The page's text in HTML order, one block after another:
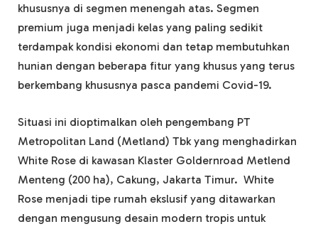
khususnya di segmen menengah atas. Segmen
premium juga menjadi kelas yang paling sedikit
terdampak kondisi ekonomi dan tetap membutuhkan
hunian dengan beberapa fitur yang khusus yang terus
berkembang khususnya pasca pandemi Covid-19.
Situasi ini dioptimalkan oleh pengembang PT
Metropolitan Land (Metland) Tbk yang menghadirkan
White Rose di kawasan Klaster Goldernroad Metlend
Menteng (200 ha), Cakung, Jakarta Timur. White
Rose menjadi tipe rumah ekslusif yang ditawarkan
dengan mengusung desain modern tropis untuk